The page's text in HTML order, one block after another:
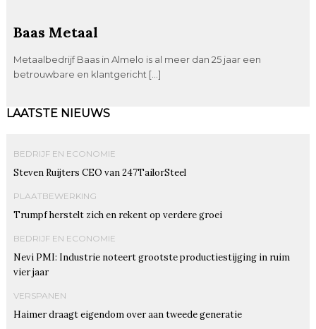
Baas Metaal
Metaalbedrijf Baas in Almelo is al meer dan 25 jaar een
betrouwbare en klantgericht […]
LAATSTE NIEUWS
BEDRIJF EN ECONOMIE
Steven Ruijters CEO van 247TailorSteel
PLAATBEWERKING
Trumpf herstelt zich en rekent op verdere groei
BEDRIJF EN ECONOMIE
Nevi PMI: Industrie noteert grootste productiestijging in ruim
vier jaar
VERSPANEN
Haimer draagt eigendom over aan tweede generatie